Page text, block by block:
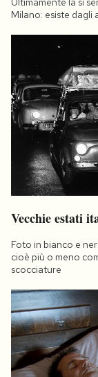
Milano: esiste dagli
Vecchie estati
Foto in bianco e
cioè più o meno
scocciature